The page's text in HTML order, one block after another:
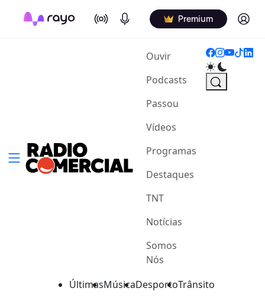
On Air Podcasts Premium Log in
Ouvir(current)
Podcasts
Passou
Vídeos
Programas
Destaques
TNT
Notícias
Somos
Nós
ÚltimasMúsicaDesportoTrânsito